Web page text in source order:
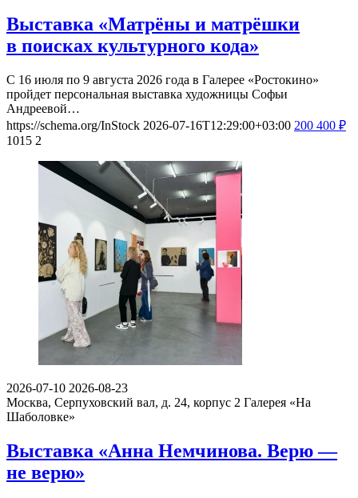
Выставка «Матрёны и матрёшки
в поисках культурного кода»
С 16 июля по 9 августа 2026 года в Галерее «Ростокино»
пройдет персональная выставка художницы Софьи
Андреевой…
https://schema.org/InStock 2026-07-16T12:29:00+03:00 200 400 ₽
1015 2
2026-07-10 2026-08-23
Москва, Серпуховский вал, д. 24, корпус 2 Галерея «На
Шаболовке»
Выставка «Анна Немчинова. Верю —
не верю»